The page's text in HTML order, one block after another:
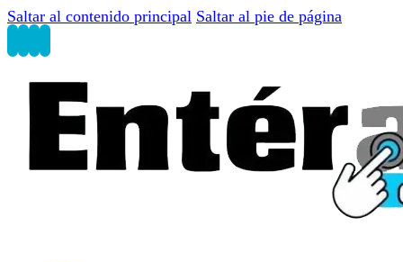
Saltar al contenido principal Saltar al pie de página